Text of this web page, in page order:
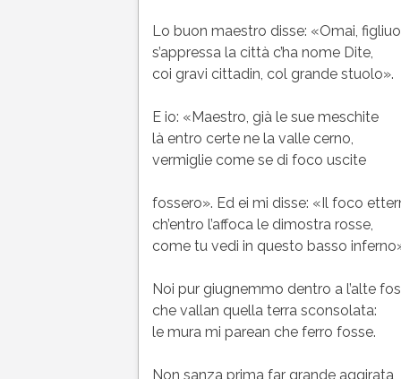
Lo buon maestro disse: «Omai,
s’appressa la città c’ha nome Dite,
coi gravi cittadin, col grande stuolo».
E io: «Maestro, già le sue meschite
là entro certe ne la valle cerno,
vermiglie come se di foco uscite
fossero». Ed ei mi disse: «Il foco
ch’entro l’affoca le dimostra rosse,
come tu vedi in questo basso
Noi pur giugnemmo dentro a l’alte
che vallan quella terra sconsolata:
le mura mi parean che ferro fosse.
Non sanza prima far grande aggirata,